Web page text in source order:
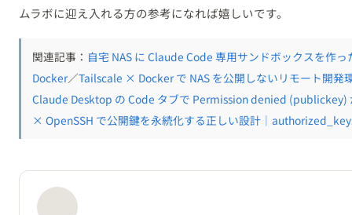
ムラボに迎え入れる方の参考になれば嬉しいです。
関連記事： 自宅 NAS に Claude Code 専用サンドボックスを作
Docker／Tailscale × Docker で NAS を公開しないリモート開発
Claude Desktop の Code タブで Permission denied (publickey)
× OpenSSH で公開鍵を永続化する正しい設計｜